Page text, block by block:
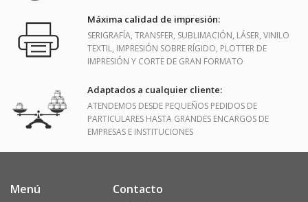
Máxima calidad de impresión:
SERIGRAFÍA, TRANSFER, SUBLIMACIÓN, LÁSER, VINILO
TEXTIL, IMPRESIÓN SOBRE RÍGIDO, PLOTTER DE
IMPRESIÓN Y CORTE DE GRAN FORMATO
Adaptados a cualquier cliente:
ATENDEMOS DESDE PEQUEÑOS PEDIDOS DE
PARTICULARES HASTA GRANDES ENCARGOS DE
EMPRESAS E INSTITUCIONES
Menú Contacto